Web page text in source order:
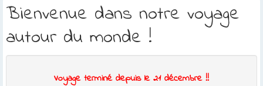
Bienvenue dans notre voyage
autour du monde !
Voyage terminé depuis le 21 décembre !!